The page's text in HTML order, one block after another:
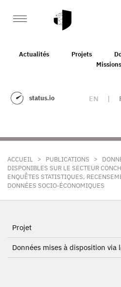
Actualités Projets
Missions
status.io EN |
ACCUEIL > PUBLICATIONS >
DISPONIBLES SUR LE SECTEUR
ENQUÊTES STATISTIQUES,
DONNÉES SOCIO-ÉCONOMIQUES
Projet
Données mises à disposition via